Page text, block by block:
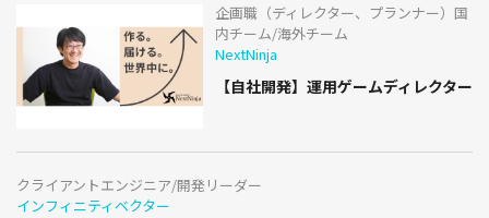
企画職（ディレクター、プランナー）国
内チーム/海外チーム
NextNinja
【自社開発】運用ゲームディレクター
クライアントエンジニア/開発リーダー
インフィニティベクター